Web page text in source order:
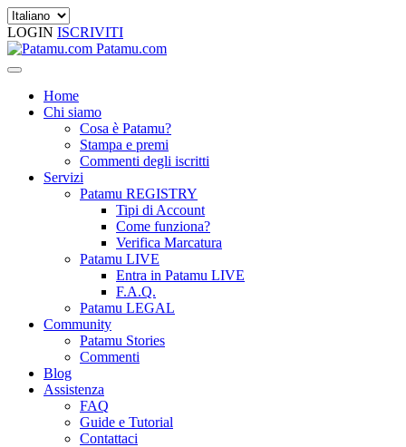
LOGIN ISCRIVITI
Patamu.com
Home
Chi siamo
Cosa è Patamu?
Stampa e premi
Commenti degli iscritti
Servizi
Patamu REGISTRY
Tipi di Account
Come funziona?
Verifica Marcatura
Patamu LIVE
Entra in Patamu LIVE
F.A.Q.
Patamu LEGAL
Community
Patamu Stories
Commenti
Blog
Assistenza
FAQ
Guide e Tutorial
Contattaci